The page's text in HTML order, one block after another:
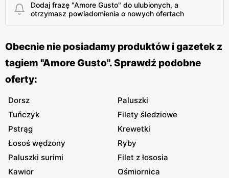
Dodaj frazę "Amore Gusto" do ulubionych, a
otrzymasz powiadomienia o nowych ofertach
Obecnie nie posiadamy produktów i gazetek z
tagiem "Amore Gusto". Sprawdź podobne
oferty:
Dorsz
Paluszki
Tuńczyk
Filety śledziowe
Pstrąg
Krewetki
Łosoś wędzony
Ryby
Paluszki surimi
Filet z łososia
Kawior
Ośmiornica